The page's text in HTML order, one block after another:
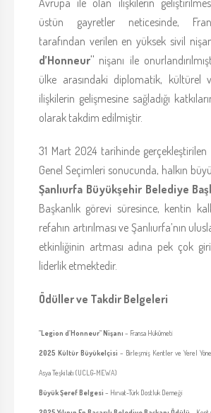
Avrupa ile olan ilişkilerin
üstün gayretler neticesinde,
tarafından verilen en yüksek sivil
d’Honneur" nişanı ile
ülke arasındaki diplomatik, kültürel
ilişkilerin gelişmesine sağladığı
olarak takdim edilmiştir.
31 Mart 2024 tarihinde gerçekleştirilen
Genel Seçimleri sonucunda, halkın
Şanlıurfa Büyükşehir Belediye
Başkanlık görevi süresince, kentin
refahın artırılması ve Şanlıurfa’nın
etkinliğinin artması adına pek çok
liderlik etmektedir.
Ödüller ve Takdir Belgeleri
"Legion d’Honneur" Nişanı – Fransa Hükûmeti
2025 Kültür Büyükelçisi – Birleşmiş Kentler ve Yerel
Asya Teşkilatı (UCLG-MEWA)
Büyük Şeref Belgesi – Hırvat-Türk Dostluk Derneği